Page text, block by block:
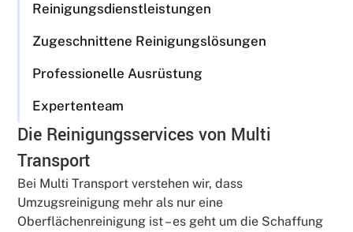
Reinigungsdienstleistungen
Zugeschnittene Reinigungslösungen
Professionelle Ausrüstung
Expertenteam
Die Reinigungsservices von Multi
Transport
Bei Multi Transport verstehen wir, dass
Umzugsreinigung mehr als nur eine
Oberflächenreinigung ist – es geht um die Schaffung